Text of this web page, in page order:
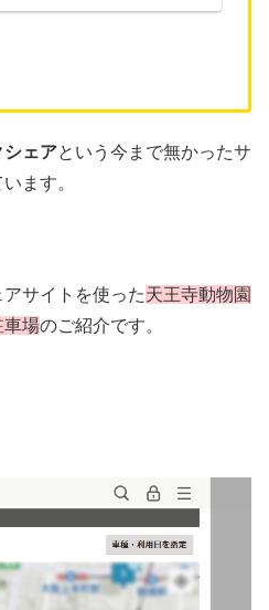
シェアという今まで無かったサ
ます。
サイトを使った天王寺動物園
車場のご紹介です。